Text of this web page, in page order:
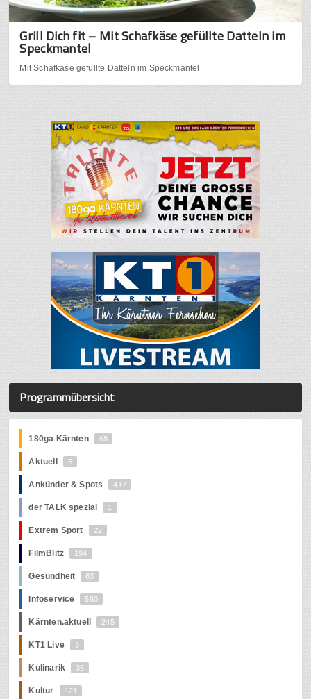
Grill Dich fit – Mit Schafkäse gefüllte Datteln im
Speckmantel
Mit Schafkäse gefüllte Datteln im Speckmantel
Programmübersicht
180ga Kärnten 68
Aktuell 5
Ankünder & Spots 417
der TALK spezial 1
Extrem Sport 22
FilmBlitz 194
Gesundheit 63
Infoservice 560
Kärnten.aktuell 245
KT1 Live 3
Kulinarik 36
Kultur 121